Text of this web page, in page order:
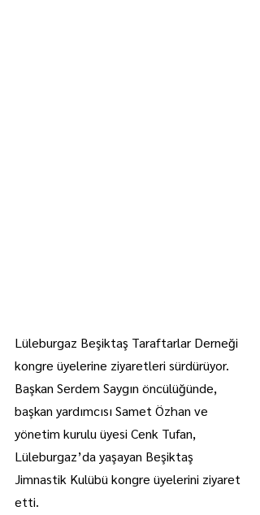
Lüleburgaz Beşiktaş Taraftarlar Derneği
kongre üyelerine ziyaretleri sürdürüyor.
Başkan Serdem Saygın öncülüğünde,
başkan yardımcısı Samet Özhan ve
yönetim kurulu üyesi Cenk Tufan,
Lüleburgaz’da yaşayan Beşiktaş
Jimnastik Kulübü kongre üyelerini ziyaret
etti.